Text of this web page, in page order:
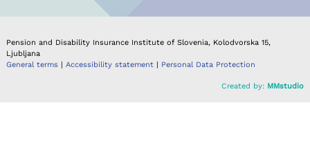
Pension and Disability Insurance Institute of Slovenia, Kolodvorska 15,
Ljubljana
General terms
Accessibility statement Personal Data Protection
Created by: MMstudio